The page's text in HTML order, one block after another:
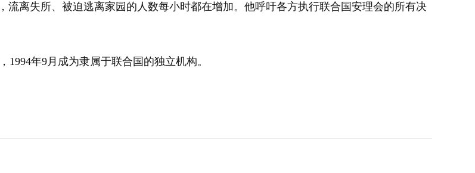
离失所、被迫逃离家园的人数每小时都在增加。他呼吁各方执行联合国安理会的所有决
年9月成为隶属于联合国的独立机构。